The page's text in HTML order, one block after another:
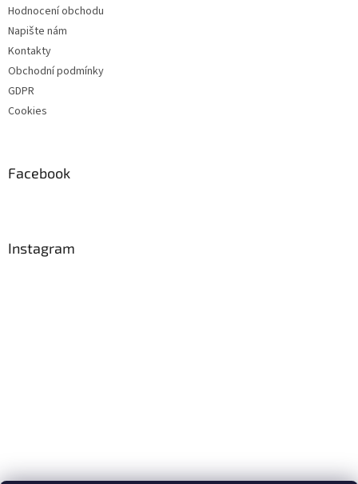
Hodnocení obchodu
Napište nám
Kontakty
Obchodní podmínky
GDPR
Cookies
Facebook
Instagram